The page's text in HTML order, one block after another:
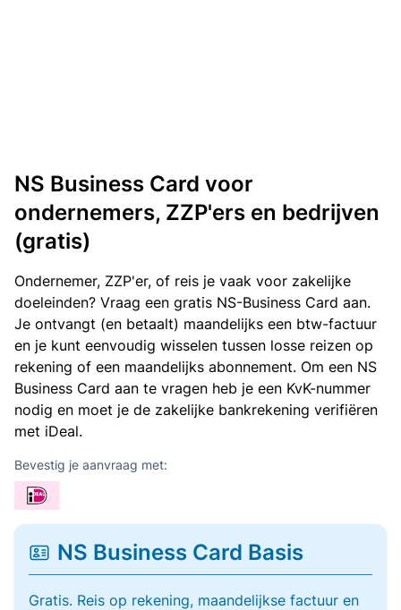
NS Business Card voor
ondernemers, ZZP'ers en bedrijven
(gratis)
Ondernemer, ZZP'er, of reis je vaak voor zakelijke
doeleinden? Vraag een gratis NS-Business Card aan.
Je ontvangt (en betaalt) maandelijks een btw-factuur
en je kunt eenvoudig wisselen tussen losse reizen op
rekening of een maandelijks abonnement. Om een NS
Business Card aan te vragen heb je een KvK-nummer
nodig en moet je de zakelijke bankrekening verifiëren
met iDeal.
Bevestig je aanvraag met:
NS Business Card Basis
Gratis. Reis op rekening, maandelijkse factuur en